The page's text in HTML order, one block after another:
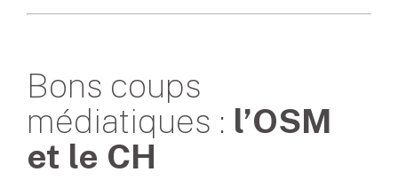
Bons coups
médiatiques : l’OSM
et le CH